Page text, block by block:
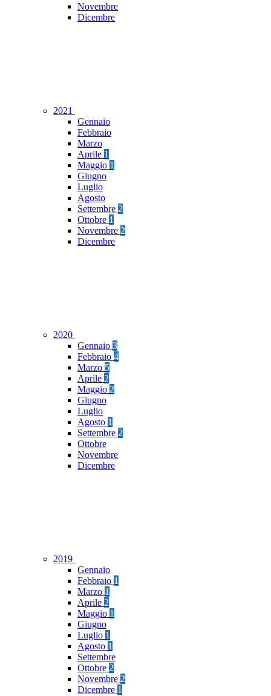
Novembre
Dicembre
2021
Gennaio
Febbraio
Marzo
Aprile 1
Maggio 1
Giugno
Luglio
Agosto
Settembre 2
Ottobre 1
Novembre 2
Dicembre
2020
Gennaio 3
Febbraio 4
Marzo 5
Aprile 2
Maggio 2
Giugno
Luglio
Agosto 1
Settembre 2
Ottobre
Novembre
Dicembre
2019
Gennaio
Febbraio 1
Marzo 1
Aprile 2
Maggio 1
Giugno
Luglio 1
Agosto 1
Settembre
Ottobre 2
Novembre 2
Dicembre 1